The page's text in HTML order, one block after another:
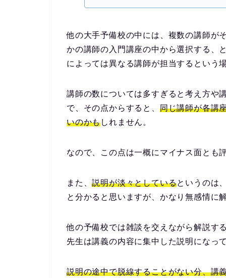
他の大手予備校の中には、複数の講師が
かの講師の入門講座の中から選択する、
によっては異なる講師が担当するという
講師の数については多すぎると考え方や
で、その点からすると、 同じ講師が各講
いのかもしれません。
なので、この点は一概にマイナス面とも
また、説明が淡々としているというのは
と分かると思いますが、かなり無感情に
他の予備校では雑談を交えながら解説す
先生は講義の内容に集中した説明になっ
説明の途中で脱線することがない分、講